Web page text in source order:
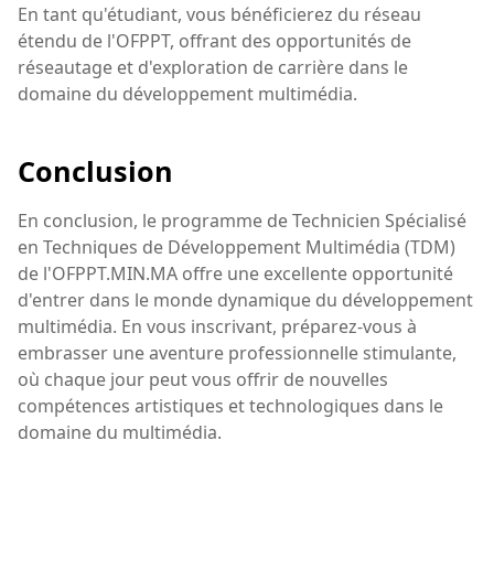
En tant qu'étudiant, vous bénéficierez du réseau
étendu de l'OFPPT, offrant des opportunités de
réseautage et d'exploration de carrière dans le
domaine du développement multimédia.
Conclusion
En conclusion, le programme de Technicien Spécialisé
en Techniques de Développement Multimédia (TDM)
de l'OFPPT.MIN.MA offre une excellente opportunité
d'entrer dans le monde dynamique du développement
multimédia. En vous inscrivant, préparez-vous à
embrasser une aventure professionnelle stimulante,
où chaque jour peut vous offrir de nouvelles
compétences artistiques et technologiques dans le
domaine du multimédia.